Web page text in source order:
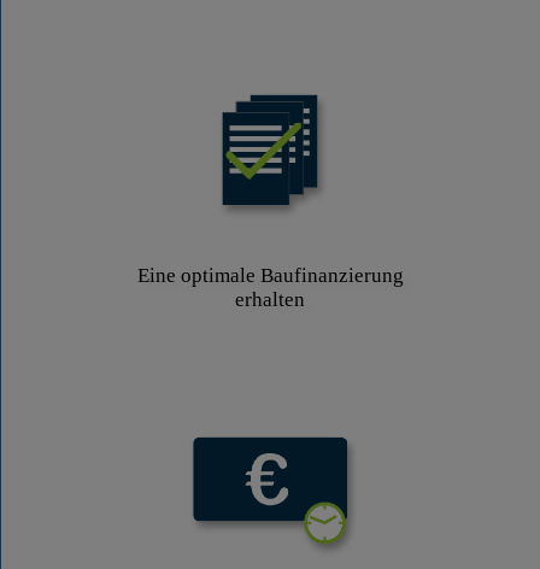
Eine optimale Baufinanzierung
erhalten